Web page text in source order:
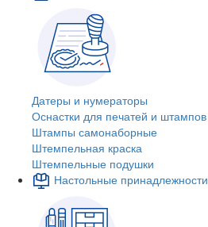
Датеры и нумераторы
Оснастки для печатей и штампов
Штампы самонаборные
Штемпельная краска
Штемпельные подушки
Настольные принадлежности